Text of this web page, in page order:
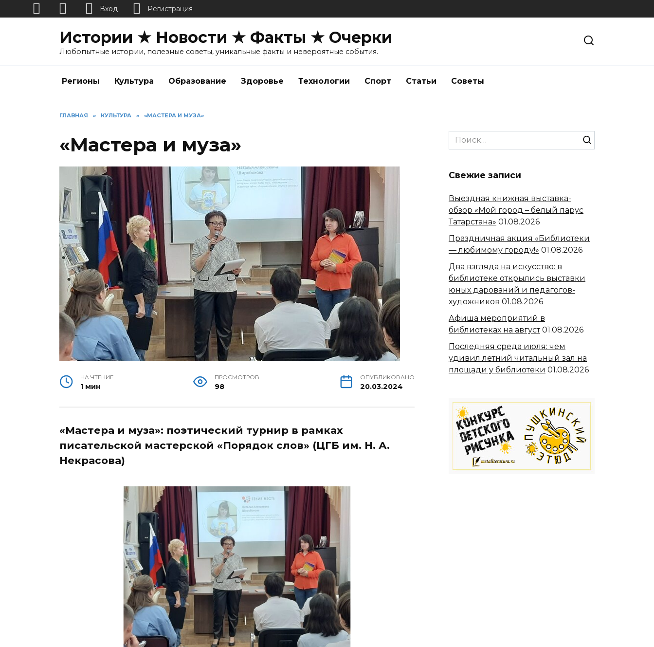
Истории ★ Новости ★ Факты ★ Очерки
Любопытные истории, полезные советы, уникальные факты и невероятные события.
Регионы Культура Образование Здоровье Технологии Спорт Статьи Советы
ГЛАВНАЯ » КУЛЬТУРА » «МАСТЕРА И МУЗА»
«Мастера и муза»
НА ЧТЕНИЕ
1 мин
ПРОСМОТРОВ
98
ОПУБЛИКОВАНО
20.03.2024
«Мастера и муза»: поэтический турнир в рамках
писательской мастерской «Порядок слов» (ЦГБ им. Н. А.
Некрасова)
Search
for:
Свежие записи
Выездная книжная выставка-
обзор «Мой город – белый парус
Татарстана» 01.08.2026
Праздничная акция «Библиотеки
— любимому городу!» 01.08.2026
Два взгляда на искусство: в
библиотеке открылись выставки
юных дарований и педагогов-
художников 01.08.2026
Афиша мероприятий в
библиотеках на август 01.08.2026
Последняя среда июля: чем
удивил летний читальный зал на
площади у библиотеки 01.08.2026
Вход Регистрация